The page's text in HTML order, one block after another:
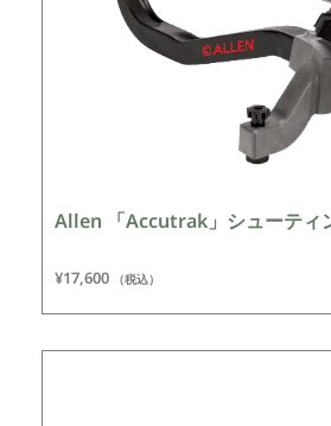
Allen 「Accutrak」シューティ
¥17,600 （税込）